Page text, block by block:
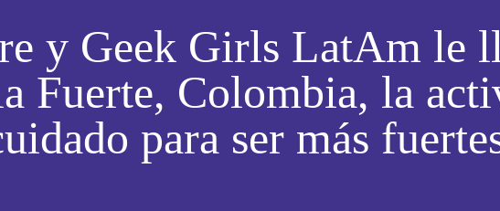
y Geek Girls LatAm le
Fuerte, Colombia, la
para ser más